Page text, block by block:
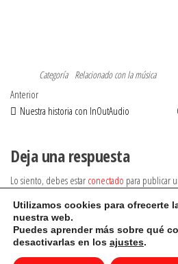
Categoría Relacionado con la música
Navegación
de
Entrada
anterior
Anterior
Nuestra historia con InOutAudio
Deja una respuesta
Lo siento, debes estar conectado para publicar
Auto Amazon Links: No se encontraron productos.
Utilizamos cookies para ofrecerte
nuestra web.
Puedes aprender más sobre qué
desactivarlas en los ajustes.